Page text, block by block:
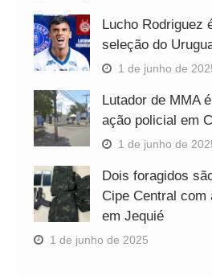
Lucho Rodriguez
seleção do
1 de junho de
Lutador de MMA
ação policial em
1 de junho de
Dois foragidos
Cipe Central com
em Jequié
1 de junho de 2025